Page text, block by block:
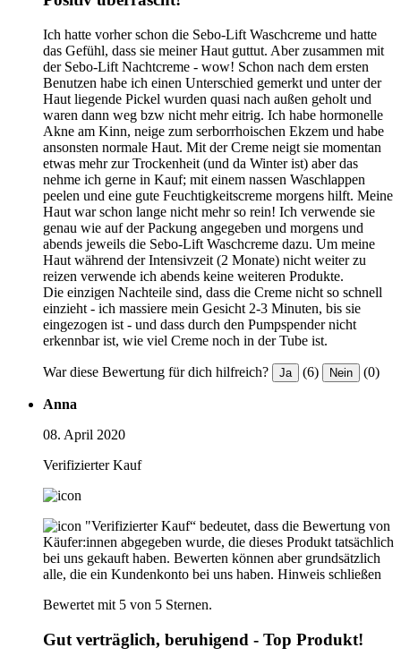
Ich hatte vorher schon die Sebo-Lift Waschcreme und hatte
das Gefühl, dass sie meiner Haut guttut. Aber zusammen mit
der Sebo-Lift Nachtcreme - wow! Schon nach dem ersten
Benutzen habe ich einen Unterschied gemerkt und unter der
Haut liegende Pickel wurden quasi nach außen geholt und
waren dann weg bzw nicht mehr eitrig. Ich habe hormonelle
Akne am Kinn, neige zum serborrhoischen Ekzem und habe
ansonsten normale Haut. Mit der Creme neigt sie momentan
etwas mehr zur Trockenheit (und da Winter ist) aber das
nehme ich gerne in Kauf; mit einem nassen Waschlappen
peelen und eine gute Feuchtigkeitscreme morgens hilft. Meine
Haut war schon lange nicht mehr so rein! Ich verwende sie
genau wie auf der Packung angegeben und morgens und
abends jeweils die Sebo-Lift Waschcreme dazu. Um meine
Haut während der Intensivzeit (2 Monate) nicht weiter zu
reizen verwende ich abends keine weiteren Produkte.
Die einzigen Nachteile sind, dass die Creme nicht so schnell
einzieht - ich massiere mein Gesicht 2-3 Minuten, bis sie
eingezogen ist - und dass durch den Pumpspender nicht
erkennbar ist, wie viel Creme noch in der Tube ist.
War diese Bewertung für dich hilfreich? Ja (6) Nein (0)
Anna
08. April 2020
Verifizierter Kauf
"Verifizierter Kauf“ bedeutet, dass die Bewertung von
Käufer:innen abgegeben wurde, die dieses Produkt tatsächlich
bei uns gekauft haben. Bewerten können aber grundsätzlich
alle, die ein Kundenkonto bei uns haben. Hinweis schließen
Bewertet mit 5 von 5 Sternen.
Gut verträglich, beruhigend - Top Produkt!